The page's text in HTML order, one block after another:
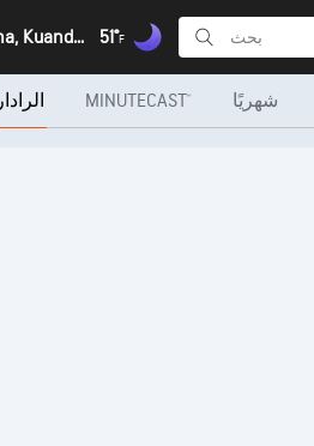
Xamavena, Kuando Kubango 51°F
الرادار MINUTECAST® شهريًا